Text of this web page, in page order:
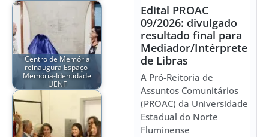
Centro de Memória
reinaugura Espaço-
Memória-Identidade
UENF
Edital PROAC
09/2026: divulgado
resultado final para
Mediador/Intérprete
de Libras
A Pró-Reitoria de
Assuntos Comunitários
(PROAC) da Universidade
Estadual do Norte
Fluminense